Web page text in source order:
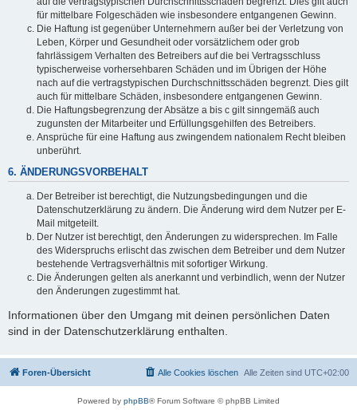
für mittelbare Folgeschäden wie insbesondere entgangenen Gewinn.
Die Haftung ist gegenüber Unternehmern außer bei der Verletzung von
Leben, Körper und Gesundheit oder vorsätzlichem oder grob
fahrlässigem Verhalten des Betreibers auf die bei Vertragsschluss
typischerweise vorhersehbaren Schäden und im Übrigen der Höhe
nach auf die vertragstypischen Durchschnittsschäden begrenzt. Dies gilt
auch für mittelbare Schäden, insbesondere entgangenen Gewinn.
Die Haftungsbegrenzung der Absätze a bis c gilt sinngemäß auch
zugunsten der Mitarbeiter und Erfüllungsgehilfen des Betreibers.
Ansprüche für eine Haftung aus zwingendem nationalem Recht bleiben
unberührt.
6. ÄNDERUNGSVORBEHALT
Der Betreiber ist berechtigt, die Nutzungsbedingungen und die
Datenschutzerklärung zu ändern. Die Änderung wird dem Nutzer per E-
Mail mitgeteilt.
Der Nutzer ist berechtigt, den Änderungen zu widersprechen. Im Falle
des Widerspruchs erlischt das zwischen dem Betreiber und dem Nutzer
bestehende Vertragsverhältnis mit sofortiger Wirkung.
Die Änderungen gelten als anerkannt und verbindlich, wenn der Nutzer
den Änderungen zugestimmt hat.
Informationen über den Umgang mit deinen persönlichen Daten
sind in der Datenschutzerklärung enthalten.
Foren-Übersicht Alle Zeiten sind UTC+02:00
Alle Cookies löschen
Powered by phpBB® Forum Software © phpBB Limited